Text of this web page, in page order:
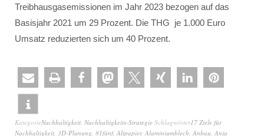
Treibhausgasemissionen im Jahr 2023 bezogen auf das
Basisjahr 2021 um 29 Prozent. Die THG je 1.000 Euro
Umsatz reduzierten sich um 40 Prozent.
KategorieNachhaltigkeit, Nachhaltigkeits-Strategie Schlagwörter17 Ziele für
Nachhaltigkeit, 3D-Planung, 81fünf, Altpapier, Aluminiumblech, Anbau, Anja